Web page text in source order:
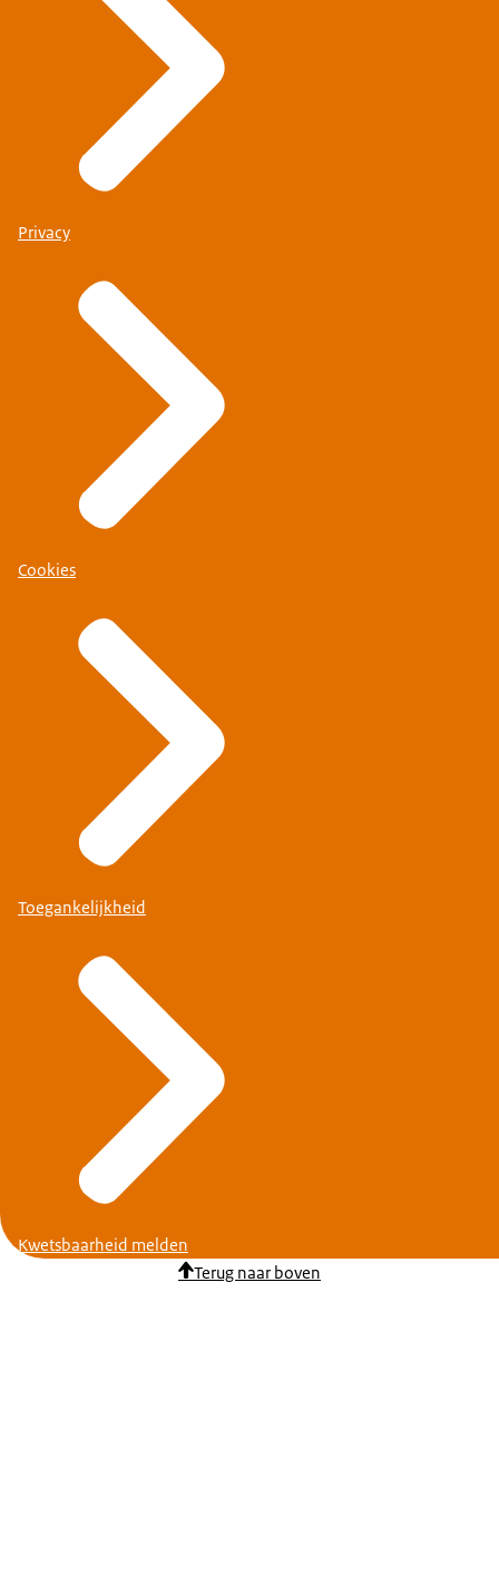
Privacy
Cookies
Toegankelijkheid
Kwetsbaarheid melden
Terug naar boven